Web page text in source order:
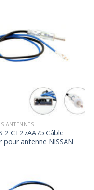
Ajouter
à la
ANTENNES
2 CT27AA75 Câble
antenne NISSAN